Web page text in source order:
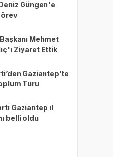
Güngen'e
Mehmet
Ziyaret Ettik
Gaziantep’te
Turu
Gaziantep il
belli oldu